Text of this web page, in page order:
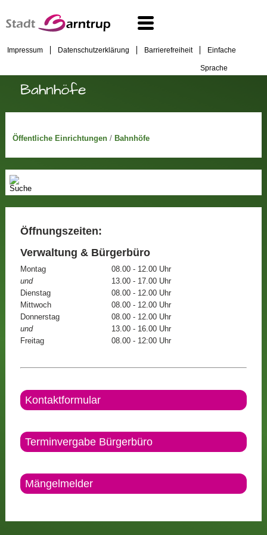
Impressum Datenschutzerklärung Barrierefreiheit Einfache
Sprache
Bahnhöfe
Öffentliche Einrichtungen/ Bahnhöfe
Öffnungszeiten:
Verwaltung & Bürgerbüro
Montag
08.00 - 12.00 Uhr
und
13.00 - 17.00 Uhr
Dienstag
08.00 - 12.00 Uhr
Mittwoch
08.00 - 12.00 Uhr
Donnerstag
08.00 - 12.00 Uhr
und
13.00 - 16.00 Uhr
Freitag
08.00 - 12:00 Uhr
Kontaktformular
Terminvergabe Bürgerbüro
Mängelmelder